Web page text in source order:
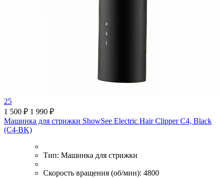
25
1 500 ₽ 1 990 ₽
Машинка для стрижки ShowSee Electric Hair Clipper C4, Black
(C4-BK)
Тип: Машинка для стрижки
Скорость вращения (об/мин): 4800